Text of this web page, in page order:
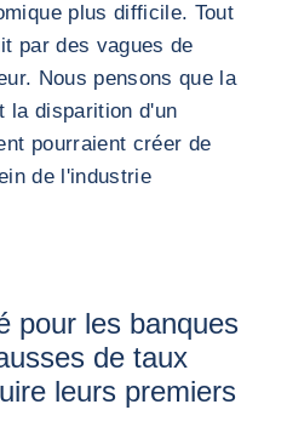
plus difficile. Tout
par des vagues de
Nous pensons que la
la disparition d'un
pourraient créer de
de l'industrie
pour les banques
de taux
leurs premiers